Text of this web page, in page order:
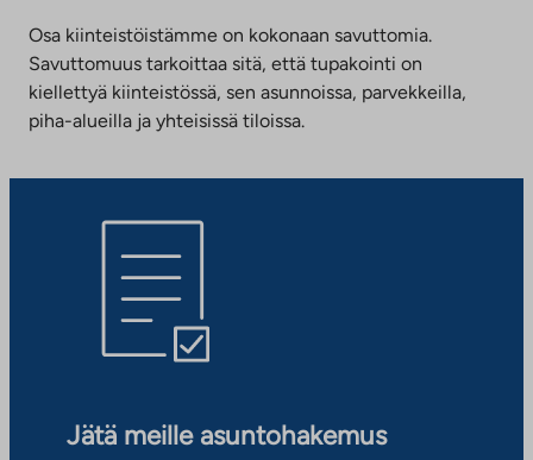
Osa kiinteistöistämme on kokonaan savuttomia.
Savuttomuus tarkoittaa sitä, että tupakointi on
kiellettyä kiinteistössä, sen asunnoissa, parvekkeilla,
piha-alueilla ja yhteisissä tiloissa.
Jätä meille asuntohakemus